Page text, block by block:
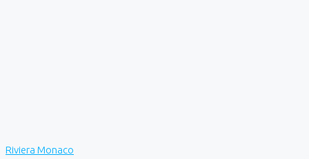
Riviera Monaco